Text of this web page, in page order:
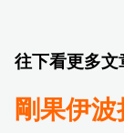
往下看更多文
剛果伊